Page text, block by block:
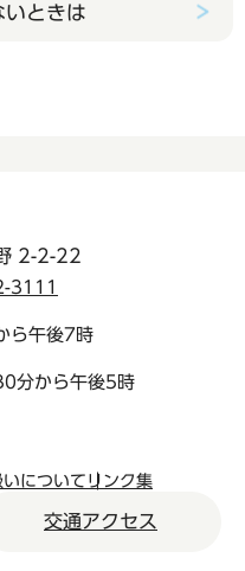
いときは
2-2-22
3111
ら午後7時
分から午後5時
について リンク集
交通アクセス